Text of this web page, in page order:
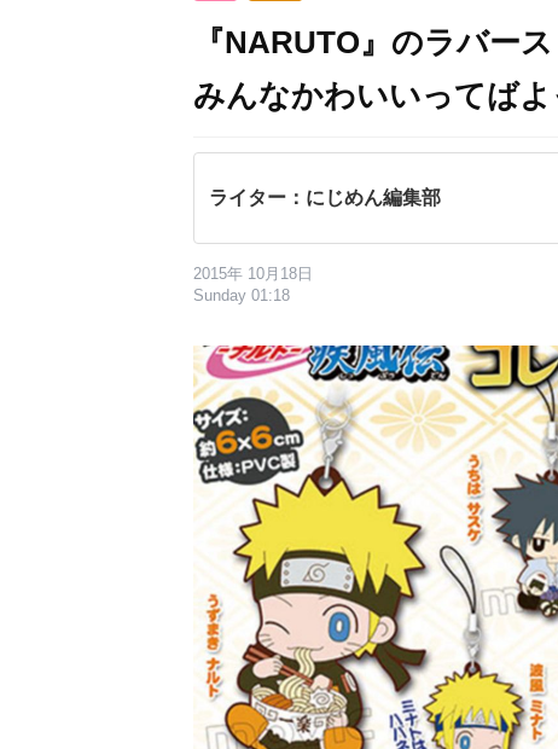
『NARUTO』のラバー
みんなかわいいってばよ
ライター：にじめん編集部
2015年 10月18日
Sunday 01:18